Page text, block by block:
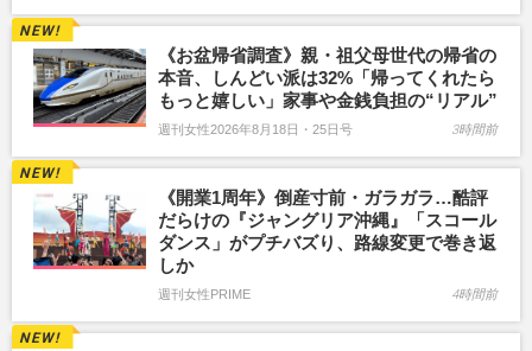
《お盆帰省調査》親・祖父母世代の帰省の
本音、しんどい派は32%「帰ってくれたら
もっと嬉しい」家事や金銭負担の“リアル”
週刊女性2026年8月18日・25日号 3時間前
《開業1周年》倒産寸前・ガラガラ…酷評
だらけの『ジャングリア沖縄』「スコール
ダンス」がプチバズり、路線変更で巻き返
しか
週刊女性PRIME 4時間前